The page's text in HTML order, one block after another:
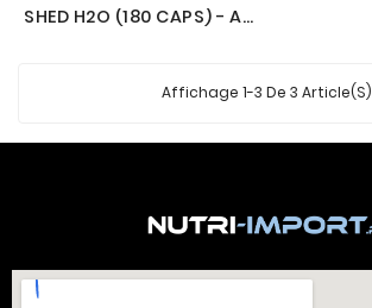
SHED H2O (180 CAPS) - APPLIED NUTRITION
Affichage 1-3 De 3 Article(s)